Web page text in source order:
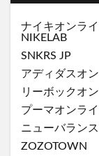
ナイキオンラ
NIKELAB
SNKRS JP
アディダスオ
リーボックオ
プーマオンラ
ニューバラン
ZOZOTOWN